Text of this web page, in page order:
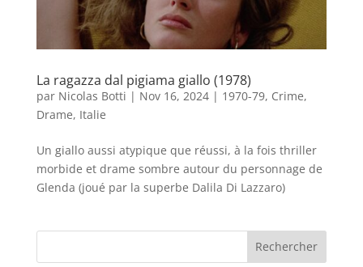
La ragazza dal pigiama giallo (1978)
par Nicolas Botti | Nov 16, 2024| 1970-79, Crime,
Drame, Italie
Un giallo aussi atypique que réussi, à la fois thriller
morbide et drame sombre autour du personnage de
Glenda (joué par la superbe Dalila Di Lazzaro)